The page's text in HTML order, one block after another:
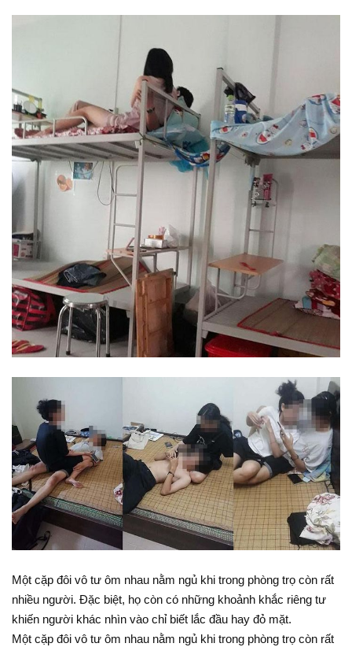
Một cặp đôi vô tư ôm nhau nằm ngủ khi trong phòng trọ còn rất
nhiều người. Đặc biệt, họ còn có những khoảnh khắc riêng tư
khiến người khác nhìn vào chỉ biết lắc đầu hay đỏ mặt.
Một cặp đôi vô tư ôm nhau nằm ngủ khi trong phòng trọ còn rất